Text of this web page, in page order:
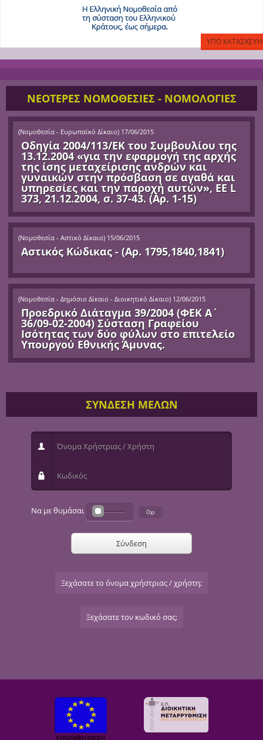
ΝΕΟΤΕΡΕΣ ΝΟΜΟΘΕΣΙΕΣ - ΝΟΜΟΛΟΓΙΕΣ
(Νομοθεσία - Ευρωπαϊκό Δίκαιο) 17/06/2015
Οδηγία 2004/113/ΕΚ του Συμβουλίου της
13.12.2004 «για την εφαρμογή της αρχής
της ίσης μεταχείρισης ανδρών και
γυναικών στην πρόσβαση σε αγαθά και
υπηρεσίες και την παροχή αυτών», ΕΕ L
373, 21.12.2004, σ. 37-43. (Αρ. 1-15)
(Νομοθεσία - Αστικό Δίκαιο) 15/06/2015
Αστικός Κώδικας - (Αρ. 1795,1840,1841)
(Νομοθεσία - Δημόσιο Δίκαιο - Διοικητικό Δίκαιο) 12/06/2015
Προεδρικό Διάταγμα 39/2004 (ΦΕΚ Α΄
36/09-02-2004) Σύσταση Γραφείου
Ισότητας των δύο φύλων στο επιτελείο
Υπουργού Εθνικής Άμυνας.
ΣΥΝΔΕΣΗ ΜΕΛΩΝ
Όνομα Χρήστριας / Χρήστη
Κωδικός
Να με θυμάσαι
Σύνδεση
Ξεχάσατε το όνομα χρήστριας / χρήστη;
Ξεχάσατε τον κωδικό σας;